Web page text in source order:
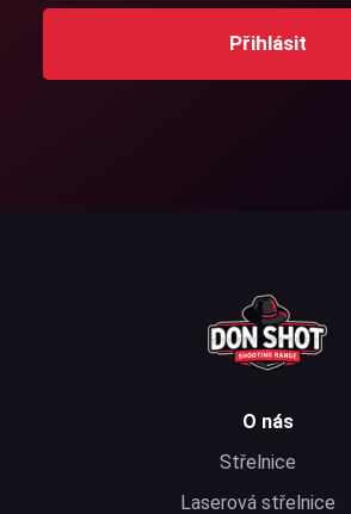
Přihlásit
O nás
Střelnice
Laserová střelnice